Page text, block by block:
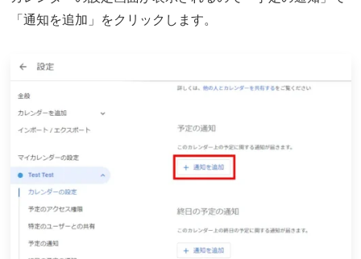
「通知を追加」をクリックします。